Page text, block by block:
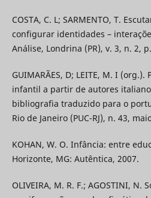
COSTA, C. L; SARMENTO, T.
configurar identidades –
Análise, Londrina (PR), v. 3, n. 2,
GUIMARÃES, D; LEITE, M. I
infantil a partir de autores
bibliografia traduzido para o
Rio de Janeiro (PUC-RJ), n. 43,
KOHAN, W. O. Infância: entre
Horizonte, MG: Autêntica, 2007.
OLIVEIRA, M. R. F.; AGOSTINI, N.